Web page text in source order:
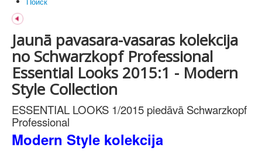
Jaunā pavasara-vasaras kolekcija
no Schwarzkopf Professional
Essential Looks 2015:1 - Modern
Style Collection
ESSENTIAL LOOKS 1/2015 piedāvā Schwarzkopf
Professional
Modern Style kolekcija